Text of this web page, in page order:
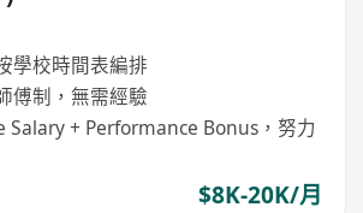
學校時間表編排
傅制，無需經驗
Salary + Performance Bonus，努力
$8K-20K/月